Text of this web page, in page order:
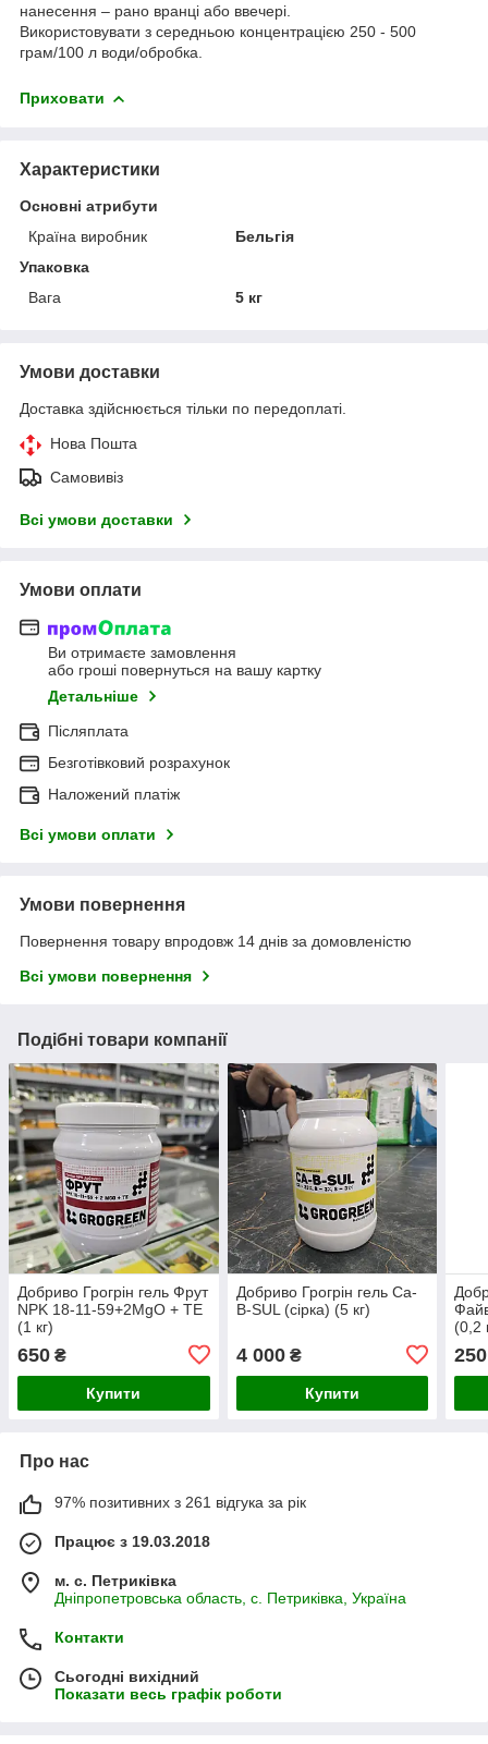
нанесення – рано вранці або ввечері.
Використовувати з середньою концентрацією 250 - 500
грам/100 л води/обробка.
Приховати
Характеристики
Основні атрибути
Країна виробник
Бельгія
Упаковка
Вага
5 кг
Умови доставки
Доставка здійснюється тільки по передоплаті.
Нова Пошта
Самовивіз
Всі умови доставки
Умови оплати
Ви отримаєте замовлення
або гроші повернуться на вашу картку
Детальніше
Післяплата
Безготівковий розрахунок
Наложений платіж
Всі умови оплати
Умови повернення
Повернення товару впродовж 14 днів за домовленістю
Всі умови повернення
Подібні товари компанії
Добриво Грогрін гель Фрут
NPK 18-11-59+2MgO + TE
(1 кг)
650 ₴
Купити
Добриво Грогрін гель Ca-
B-SUL (сірка) (5 кг)
4 000₴
Купити
(0,2
250
Про нас
97% позитивних з 261 відгука за рік
Працює з 19.03.2018
м. с. Петриківка
Дніпропетровська область, с. Петриківка, Україна
Контакти
Сьогодні вихідний
Показати весь графік роботи